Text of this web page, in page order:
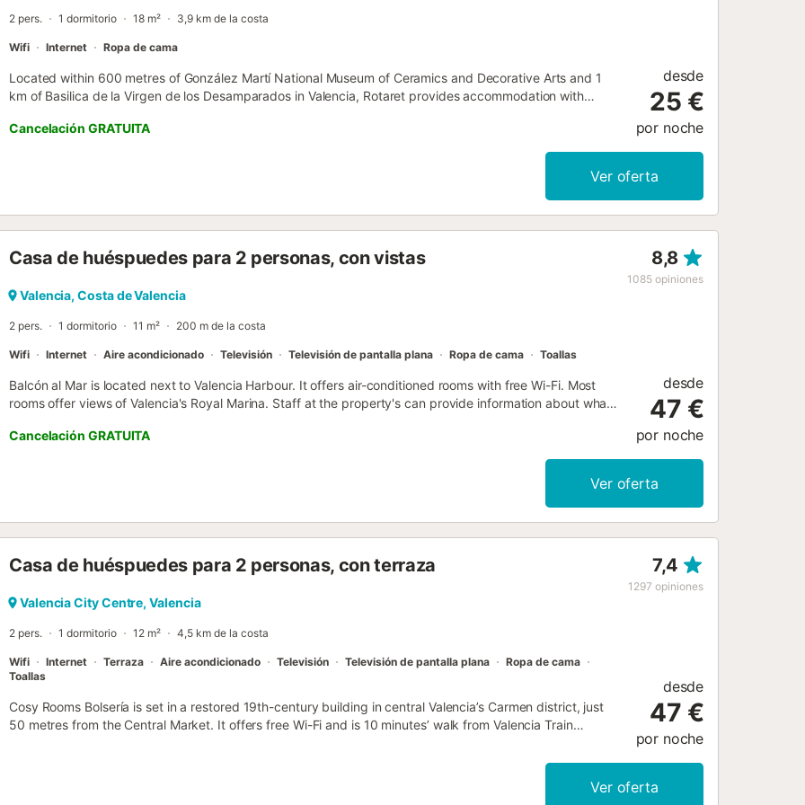
2 pers. 1 dormitorio 18 m² 3,9 km de la costa
Wifi Internet Ropa de cama
Located within 600 metres of González Martí National Museum of Ceramics and Decorative Arts and 1
km of Basilica de la Virgen de los Desamparados in Valencia, Rotaret provides accommodation with
Cancelación GRATUITA
desde
25 €
por noche
Ver oferta
Casa de huéspuedes para 2 personas, con vistas 8,8
1085 opiniones
Valencia, Costa de Valencia
2 pers. 1 dormitorio 11 m² 200 m de la costa
Wifi Internet Aire acondicionado Televisión Televisión de pantalla plana Ropa de cama Toallas
Balcón al Mar is located next to Valencia Harbour. It offers air-conditioned rooms with free Wi-Fi. Most
rooms offer views of Valencia's Royal Marina. Staff at the property's can provide information about what
Cancelación GRATUITA
desde
47 €
por noche
Ver oferta
Casa de huéspuedes para 2 personas, con terraza 7,4
1297 opiniones
Valencia City Centre, Valencia
2 pers. 1 dormitorio 12 m² 4,5 km de la costa
Wifi Internet Terraza Aire acondicionado Televisión Televisión de pantalla plana
Ropa de cama
Toallas
Cosy Rooms Bolsería is set in a restored 19th-century building in central Valencia’s Carmen district, just
50 metres from the Central Market. It offers free Wi-Fi and is 10 minutes’ walk from Valencia Train
desde
47 €
por noche
Ver oferta